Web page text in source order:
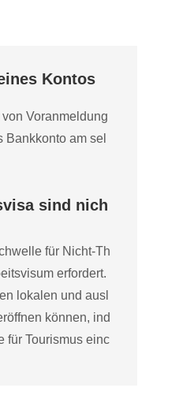
Kontos
Voranmeldung
am sel
sind nich
für Nicht-Th
erfordert.
lokalen und ausl
können, ind
für Tourismus einc